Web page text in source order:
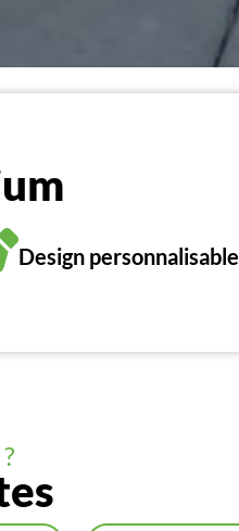
Design personnalisable